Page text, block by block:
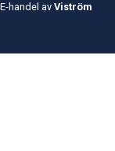
E-handel av Viström